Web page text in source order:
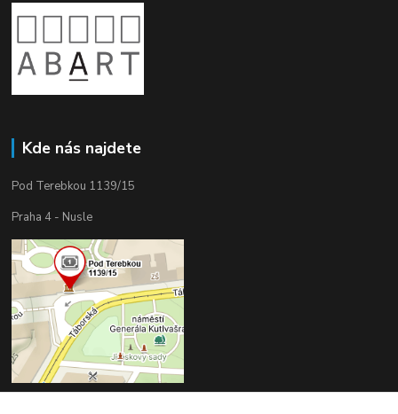
Kde nás najdete
Pod Terebkou 1139/15
Praha 4 - Nusle